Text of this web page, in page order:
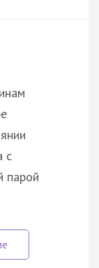
с
парой